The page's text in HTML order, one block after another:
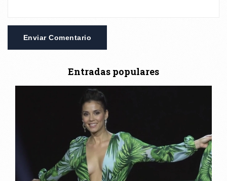
Enviar Comentario
Entradas populares